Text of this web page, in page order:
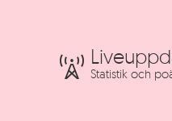
Statistik och